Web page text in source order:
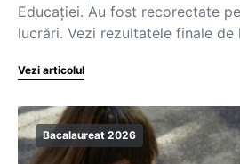
Educației. Au fost recorectate
lucrări. Vezi rezultatele finale de
Vezi articolul
Bacalaureat 2026